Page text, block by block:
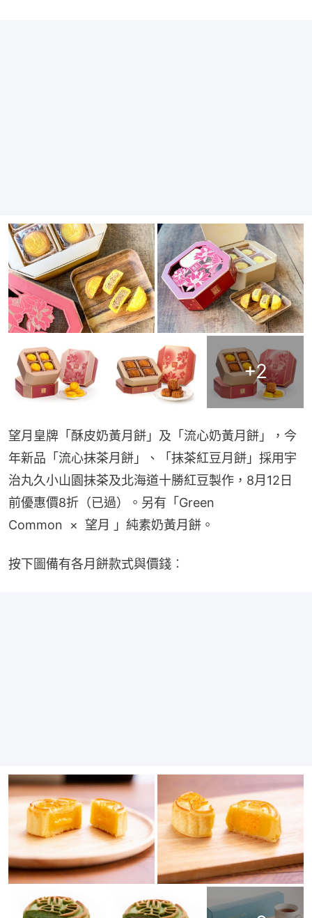
+2
望月皇牌「酥皮奶黃月餅」及「流心奶黃月餅」，今
年新品「流心抹茶月餅」、「抹茶紅豆月餅」採用宇
治丸久小山園抺茶及北海道十勝紅豆製作，8月12日
前優惠價8折（已過）。另有「Green
Common  ×  望月 」純素奶黃月餅。
按下圖備有各月餅款式與價錢︰